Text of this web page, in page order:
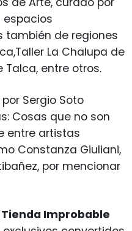
espacios
también de regiones
La Chalupa de
Talca, entre otros.
Sergio Soto
Cosas que no son
entre artistas
Constanza Giuliani,
por mencionar
Tienda Improbable